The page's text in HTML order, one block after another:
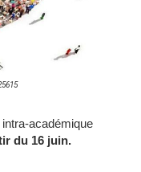
académique
du 16 juin.